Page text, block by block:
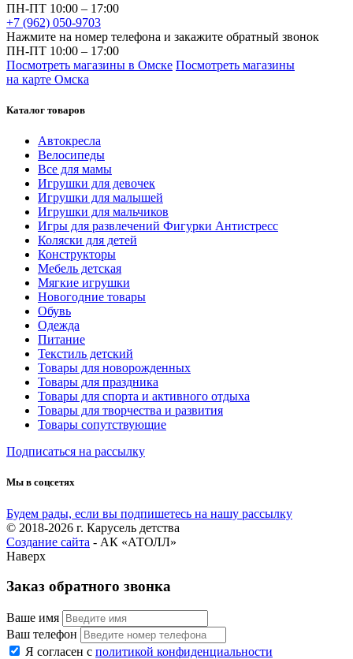
ПН-ПТ 10:00 – 17:00
+7 (962) 050-9703
Нажмите на номер телефона и закажите обратный звонок
ПН-ПТ 10:00 – 17:00
Посмотреть магазины в Омске Посмотреть магазины
на карте Омска
Каталог товаров
Автокресла
Велосипеды
Все для мамы
Игрушки для девочек
Игрушки для малышей
Игрушки для мальчиков
Игры для развлечений Фигурки Антистресс
Коляски для детей
Конструкторы
Мебель детская
Мягкие игрушки
Новогодние товары
Обувь
Одежда
Питание
Текстиль детский
Товары для новорожденных
Товары для праздника
Товары для спорта и активного отдыха
Товары для творчества и развития
Товары сопутствующие
Подписаться на рассылку
Мы в соцсетях
Будем рады, если вы подпишетесь на нашу рассылку
© 2018-2026 г. Карусель детства
Создание сайта - АК «АТОЛЛ»
Наверх
Заказ обратного звонка
Ваше имя
Ваш телефон
Я согласен с политикой конфиденциальности